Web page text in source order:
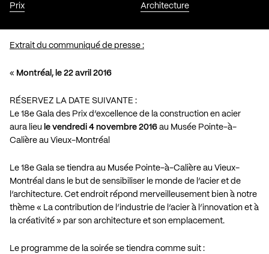
Prix Architecture
Extrait du communiqué de presse :
« Montréal, le 22 avril 2016
RÉSERVEZ LA DATE SUIVANTE :
Le 18e Gala des Prix d’excellence de la construction en acier
aura lieu le vendredi 4 novembre 2016 au Musée Pointe-à-
Calière au Vieux-Montréal
Le 18e Gala se tiendra au Musée Pointe-à-Calière au Vieux-
Montréal dans le but de sensibiliser le monde de l’acier et de
l’architecture. Cet endroit répond merveilleusement bien à notre
thème « La contribution de l’industrie de l’acier à l’innovation et à
la créativité » par son architecture et son emplacement.
Le programme de la soirée se tiendra comme suit :